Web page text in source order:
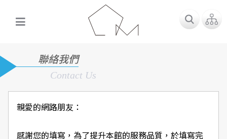
聯絡我們
Contact Us
親愛的網路朋友：
感謝您的填寫，為了提升本館的服務品質，於填寫完